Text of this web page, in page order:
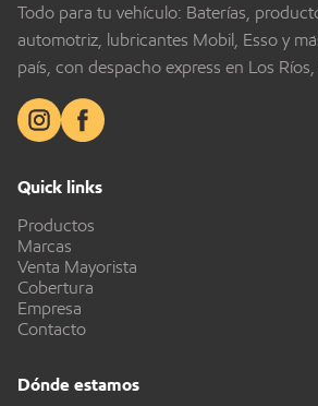
Todo para tu vehículo: Baterías,
automotriz, lubricantes Mobil, Esso y
país, con despacho express en Los
Quick links
Productos
Marcas
Venta Mayorista
Cobertura
Empresa
Contacto
Dónde estamos